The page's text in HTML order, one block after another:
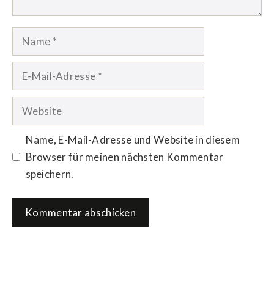
Name
Website
Name, E-Mail-Adresse und Website in diesem
Browser für meinen nächsten Kommentar
speichern.